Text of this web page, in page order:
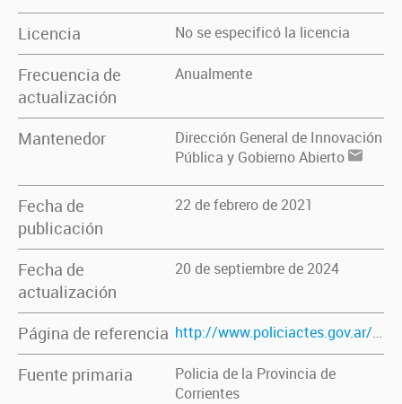
Licencia No se especificó la licencia
Frecuencia de
actualización
Anualmente
Mantenedor
Dirección General de Innovación
Pública y Gobierno Abierto
Fecha de
publicación
22 de febrero de 2021
Fecha de
actualización
20 de septiembre de 2024
Página de referencia http://www.policiactes.gov.ar/comisarias_c.html
Fuente primaria
Policia de la Provincia de
Corrientes